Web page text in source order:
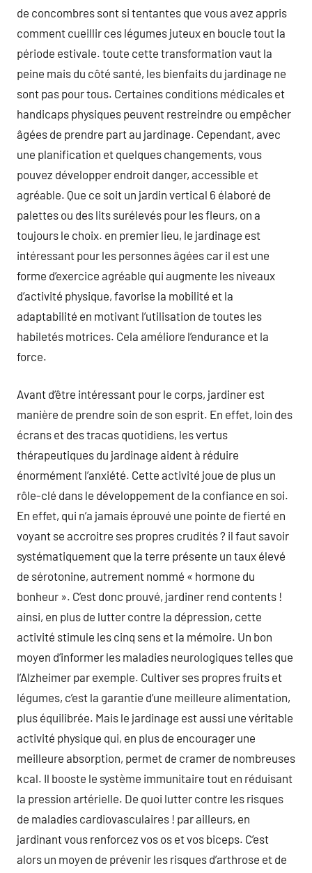
de concombres sont si tentantes que vous avez appris
comment cueillir ces légumes juteux en boucle tout la
période estivale. toute cette transformation vaut la
peine mais du côté santé, les bienfaits du jardinage ne
sont pas pour tous. Certaines conditions médicales et
handicaps physiques peuvent restreindre ou empêcher
âgées de prendre part au jardinage. Cependant, avec
une planification et quelques changements, vous
pouvez développer endroit danger, accessible et
agréable. Que ce soit un jardin vertical 6 élaboré de
palettes ou des lits surélevés pour les fleurs, on a
toujours le choix. en premier lieu, le jardinage est
intéressant pour les personnes âgées car il est une
forme d’exercice agréable qui augmente les niveaux
d’activité physique, favorise la mobilité et la
adaptabilité en motivant l’utilisation de toutes les
habiletés motrices. Cela améliore l’endurance et la
force.
Avant d’être intéressant pour le corps, jardiner est
manière de prendre soin de son esprit. En effet, loin des
écrans et des tracas quotidiens, les vertus
thérapeutiques du jardinage aident à réduire
énormément l’anxiété. Cette activité joue de plus un
rôle-clé dans le développement de la confiance en soi.
En effet, qui n’a jamais éprouvé une pointe de fierté en
voyant se accroitre ses propres crudités ? il faut savoir
systématiquement que la terre présente un taux élevé
de sérotonine, autrement nommé « hormone du
bonheur ». C’est donc prouvé, jardiner rend contents !
ainsi, en plus de lutter contre la dépression, cette
activité stimule les cinq sens et la mémoire. Un bon
moyen d’informer les maladies neurologiques telles que
l’Alzheimer par exemple. Cultiver ses propres fruits et
légumes, c’est la garantie d’une meilleure alimentation,
plus équilibrée. Mais le jardinage est aussi une véritable
activité physique qui, en plus de encourager une
meilleure absorption, permet de cramer de nombreuses
kcal. Il booste le système immunitaire tout en réduisant
la pression artérielle. De quoi lutter contre les risques
de maladies cardiovasculaires ! par ailleurs, en
jardinant vous renforcez vos os et vos biceps. C’est
alors un moyen de prévenir les risques d’arthrose et de